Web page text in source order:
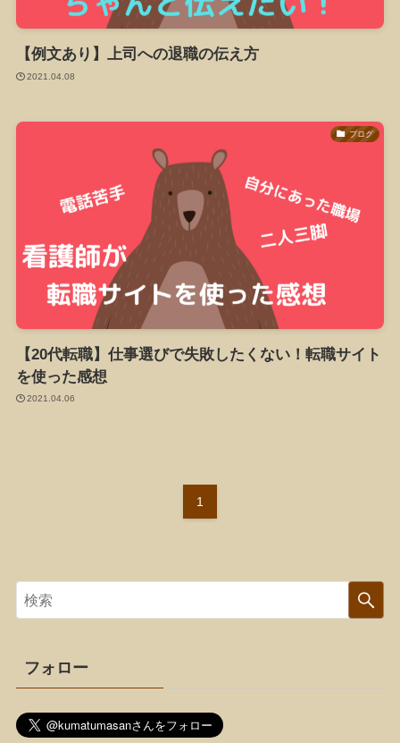
【例文あり】上司への退職の伝え方
2021.04.08
ブログ
【20代転職】仕事選びで失敗したくない！転職サイト
を使った感想
2021.04.06
1
フォロー